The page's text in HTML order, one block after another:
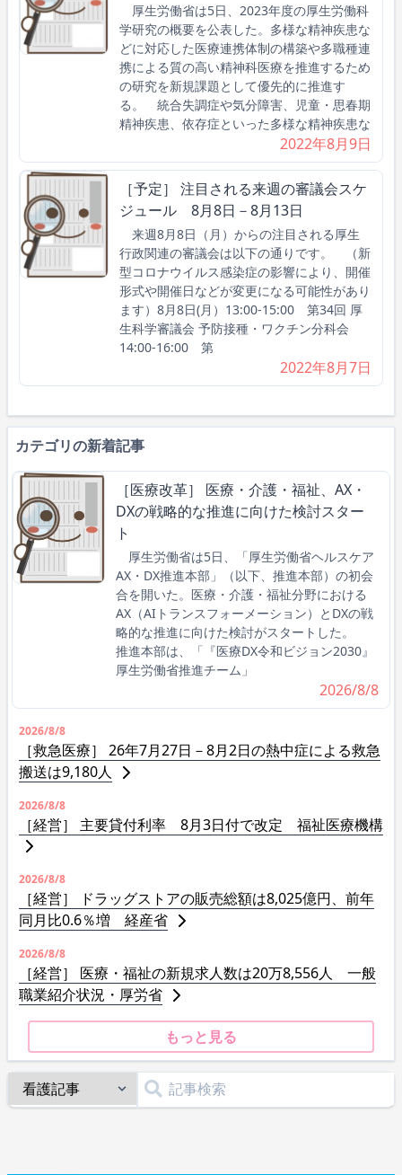
厚生労働省は5日、2023年度の厚生労働科
学研究の概要を公表した。多様な精神疾患な
どに対応した医療連携体制の構築や多職種連
携による質の高い精神科医療を推進するため
の研究を新規課題として優先的に推進す
る。 統合失調症や気分障害、児童・思春期
精神疾患、依存症といった多様な精神疾患な
2022年8月9日
［予定］ 注目される来週の審議会スケ
ジュール 8月8日－8月13日
来週8月8日（月）からの注目される厚生
行政関連の審議会は以下の通りです。 （新
型コロナウイルス感染症の影響により、開催
形式や開催日などが変更になる可能性があり
ます）8月8日(月）13:00-15:00 第34回 厚
生科学審議会 予防接種・ワクチン分科会
14:00-16:00 第
2022年8月7日
カテゴリの新着記事
［医療改革］ 医療・介護・福祉、AX・
DXの戦略的な推進に向けた検討スター
ト
厚生労働省は5日、「厚生労働省ヘルスケア
AX・DX推進本部」（以下、推進本部）の初会
合を開いた。医療・介護・福祉分野における
AX（AIトランスフォーメーション）とDXの戦
略的な推進に向けた検討がスタートした。
推進本部は、「『医療DX令和ビジョン2030』
厚生労働省推進チーム」
2026/8/8
2026/8/8
［救急医療］ 26年7月27日－8月2日の熱中症による救急
搬送は9,180人
2026/8/8
［経営］ 主要貸付利率 8月3日付で改定 福祉医療機構
2026/8/8
［経営］ ドラッグストアの販売総額は8,025億円、前年
同月比0.6％増 経産省
2026/8/8
［経営］ 医療・福祉の新規求人数は20万8,556人 一般
職業紹介状況・厚労省
もっと見る